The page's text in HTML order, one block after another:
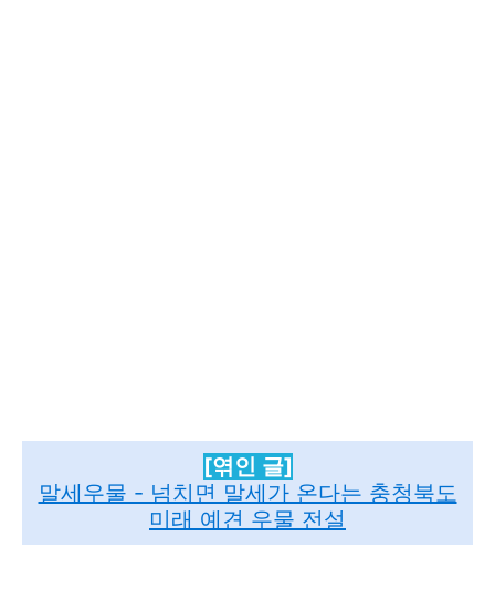
[엮인 글]
말세우물 - 넘치면 말세가 온다는 충청북도
미래 예견 우물 전설